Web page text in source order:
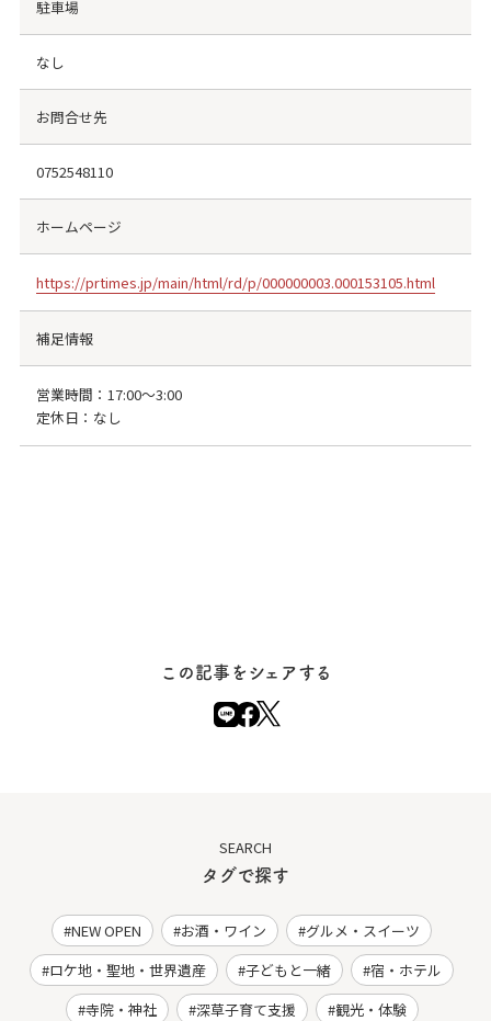
駐車場
なし
お問合せ先
0752548110
ホームページ
https://prtimes.jp/main/html/rd/p/000000003.000153105.html
補足情報
営業時間：17:00〜3:00
定休日：なし
この記事をシェアする
SEARCH
タグで探す
NEW OPEN お酒・ワイン
グルメ・スイーツ
ロケ地・聖地・世界遺産
子どもと一緒
宿・ホテル
寺院・神社
深草子育て支援
観光・体験